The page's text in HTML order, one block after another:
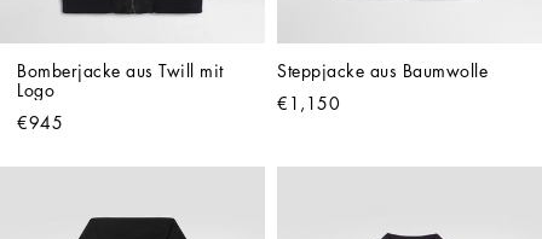
Bomberjacke aus Twill mit
Logo
€945
Steppjacke aus Baumwolle
€1,150